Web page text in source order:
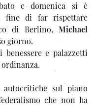
e domenica si è
fine di far rispettare
di Berlino, Michael
giorno.
e palazzetti
sul piano
che non ha